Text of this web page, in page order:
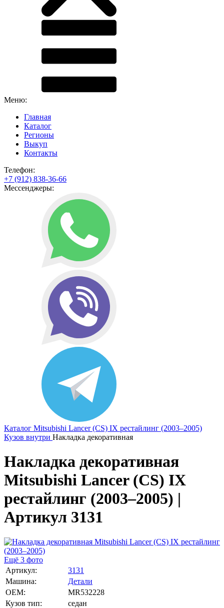
Меню:
Главная
Каталог
Регионы
Выкуп
Контакты
Телефон:
+7 (912) 838-36-66
Мессенджеры:
Каталог Mitsubishi Lancer (CS) IX рестайлинг (2003–2005)
Кузов внутри Накладка декоративная
Накладка декоративная
Mitsubishi Lancer (CS) IX
рестайлинг (2003–2005) |
Артикул 3131
Ещё 3 фото
Артикул:
3131
Машина:
Детали
OEM:
MR532228
Кузов тип:
седан